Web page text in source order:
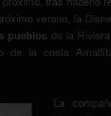
verano, la
pueblos de la
de la costa
La